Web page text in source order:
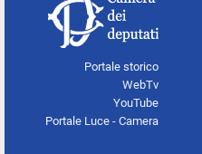
Portale storico
WebTv
YouTube
Portale Luce - Camera